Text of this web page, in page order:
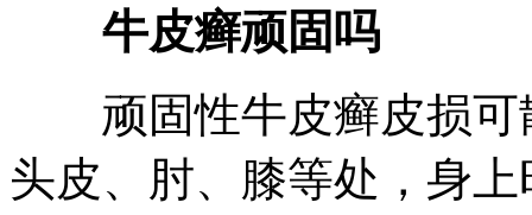
牛皮癣顽固吗
顽固性牛皮癣皮损可
头皮、肘、膝等处，身